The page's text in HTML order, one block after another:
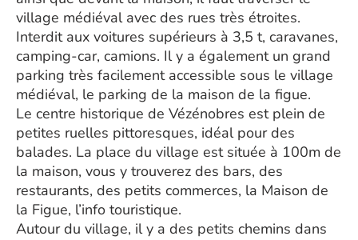
village médiéval avec des rues très étroites.
Interdit aux voitures supérieurs à 3,5 t, caravanes,
camping-car, camions. Il y a également un grand
parking très facilement accessible sous le village
médiéval, le parking de la maison de la figue.
Le centre historique de Vézénobres est plein de
petites ruelles pittoresques, idéal pour des
balades. La place du village est située à 100m de
la maison, vous y trouverez des bars, des
restaurants, des petits commerces, la Maison de
la Figue, l’info touristique.
Autour du village, il y a des petits chemins dans